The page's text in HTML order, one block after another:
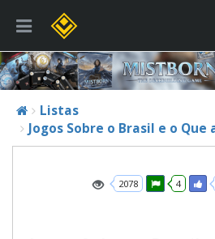
Listas
Jogos Sobre o Brasil e o Que
2078 4